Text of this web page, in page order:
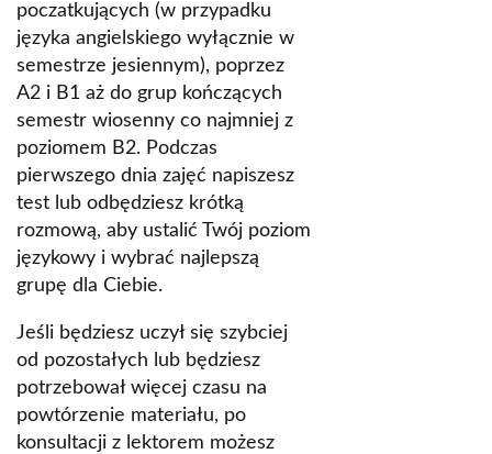
poczatkujących (w przypadku
języka angielskiego wyłącznie w
semestrze jesiennym), poprzez
A2 i B1 aż do grup kończących
semestr wiosenny co najmniej z
poziomem B2. Podczas
pierwszego dnia zajęć napiszesz
test lub odbędziesz krótką
rozmową, aby ustalić Twój poziom
językowy i wybrać najlepszą
grupę dla Ciebie.
Jeśli będziesz uczył się szybciej
od pozostałych lub będziesz
potrzebował więcej czasu na
powtórzenie materiału, po
konsultacji z lektorem możesz